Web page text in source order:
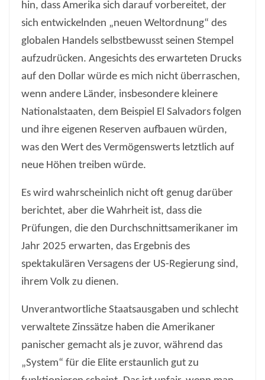
hin, dass Amerika sich darauf vorbereitet, der
sich entwickelnden „neuen Weltordnung“ des
globalen Handels selbstbewusst seinen Stempel
aufzudrücken. Angesichts des erwarteten Drucks
auf den Dollar würde es mich nicht überraschen,
wenn andere Länder, insbesondere kleinere
Nationalstaaten, dem Beispiel El Salvadors folgen
und ihre eigenen Reserven aufbauen würden,
was den Wert des Vermögenswerts letztlich auf
neue Höhen treiben würde.
Es wird wahrscheinlich nicht oft genug darüber
berichtet, aber die Wahrheit ist, dass die
Prüfungen, die den Durchschnittsamerikaner im
Jahr 2025 erwarten, das Ergebnis des
spektakulären Versagens der US-Regierung sind,
ihrem Volk zu dienen.
Unverantwortliche Staatsausgaben und schlecht
verwaltete Zinssätze haben die Amerikaner
panischer gemacht als je zuvor, während das
„System“ für die Elite erstaunlich gut zu